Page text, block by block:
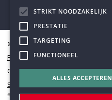
© Humanistisch Verbond 2026
Privacy
Cookiestatement
Sitemap
#codedwithlove byCodelines
STRIKT NOODZAKELIJK
PRESTATIE
TARGETING
FUNCTIONEEL
ALLES ACCEPTEREN